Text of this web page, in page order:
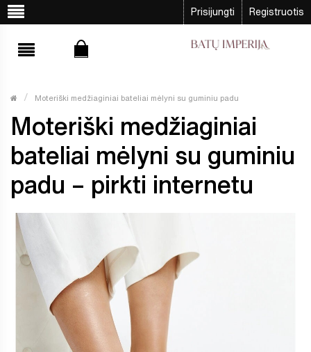
Prisijungti Registruotis
Moteriški medžiaginiai bateliai mėlyni su guminiu padu
Moteriški medžiaginiai
bateliai mėlyni su guminiu
padu – pirkti internetu